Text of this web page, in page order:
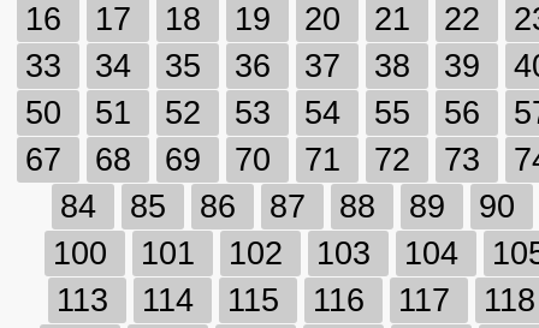
16
17 18 19 20 21 22
33
34 35 36 37 38 39
50
51 52 53 54 55 56
67
68 69 70 71 72 73
84
85 86 87 88 89
90
100
101 102 103 104
113
114 115 116 117